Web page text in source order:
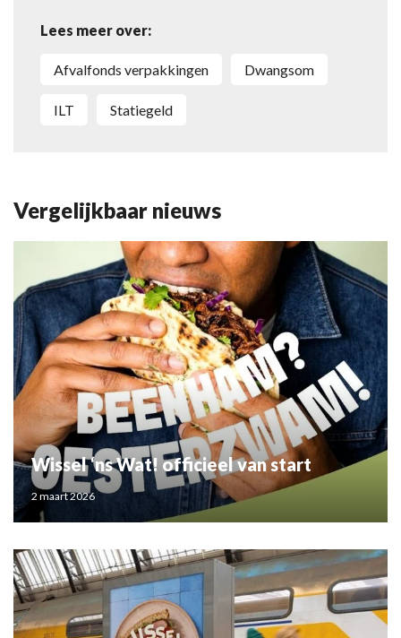
Lees meer over:
afvalfonds verpakkingen dwangsom
ILT statiegeld
Vergelijkbaar nieuws
Wissel ‘ns Wat! officieel van start
2 maart 2026